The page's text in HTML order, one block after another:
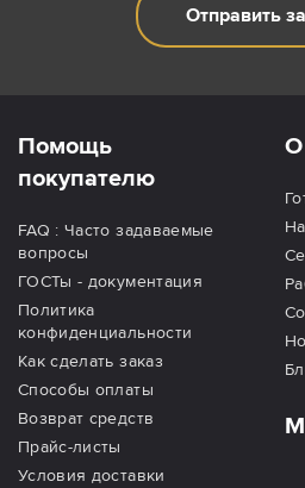
Отправить
Помощь
покупателю
FAQ : Часто задаваемые
вопросы
ГОСТы - документация
Политика
конфиденциальности
Как сделать заказ
Способы оплаты
Возврат средств
Прайс-листы
Условия доставки
О